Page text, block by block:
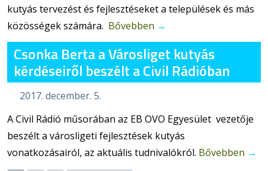
kutyás tervezést és fejlesztéseket a települések és más
közösségek számára. Bővebben →
Csonka Berta a Városliget kutyás
kérdéseiről beszélt a Civil Rádióban
2017. december. 5.
A Civil Rádió műsorában az EB OVO Egyesület vezetője
beszélt a városligeti fejlesztések kutyás
vonatkozásairól, az aktuális tudnivalókról. Bővebben →